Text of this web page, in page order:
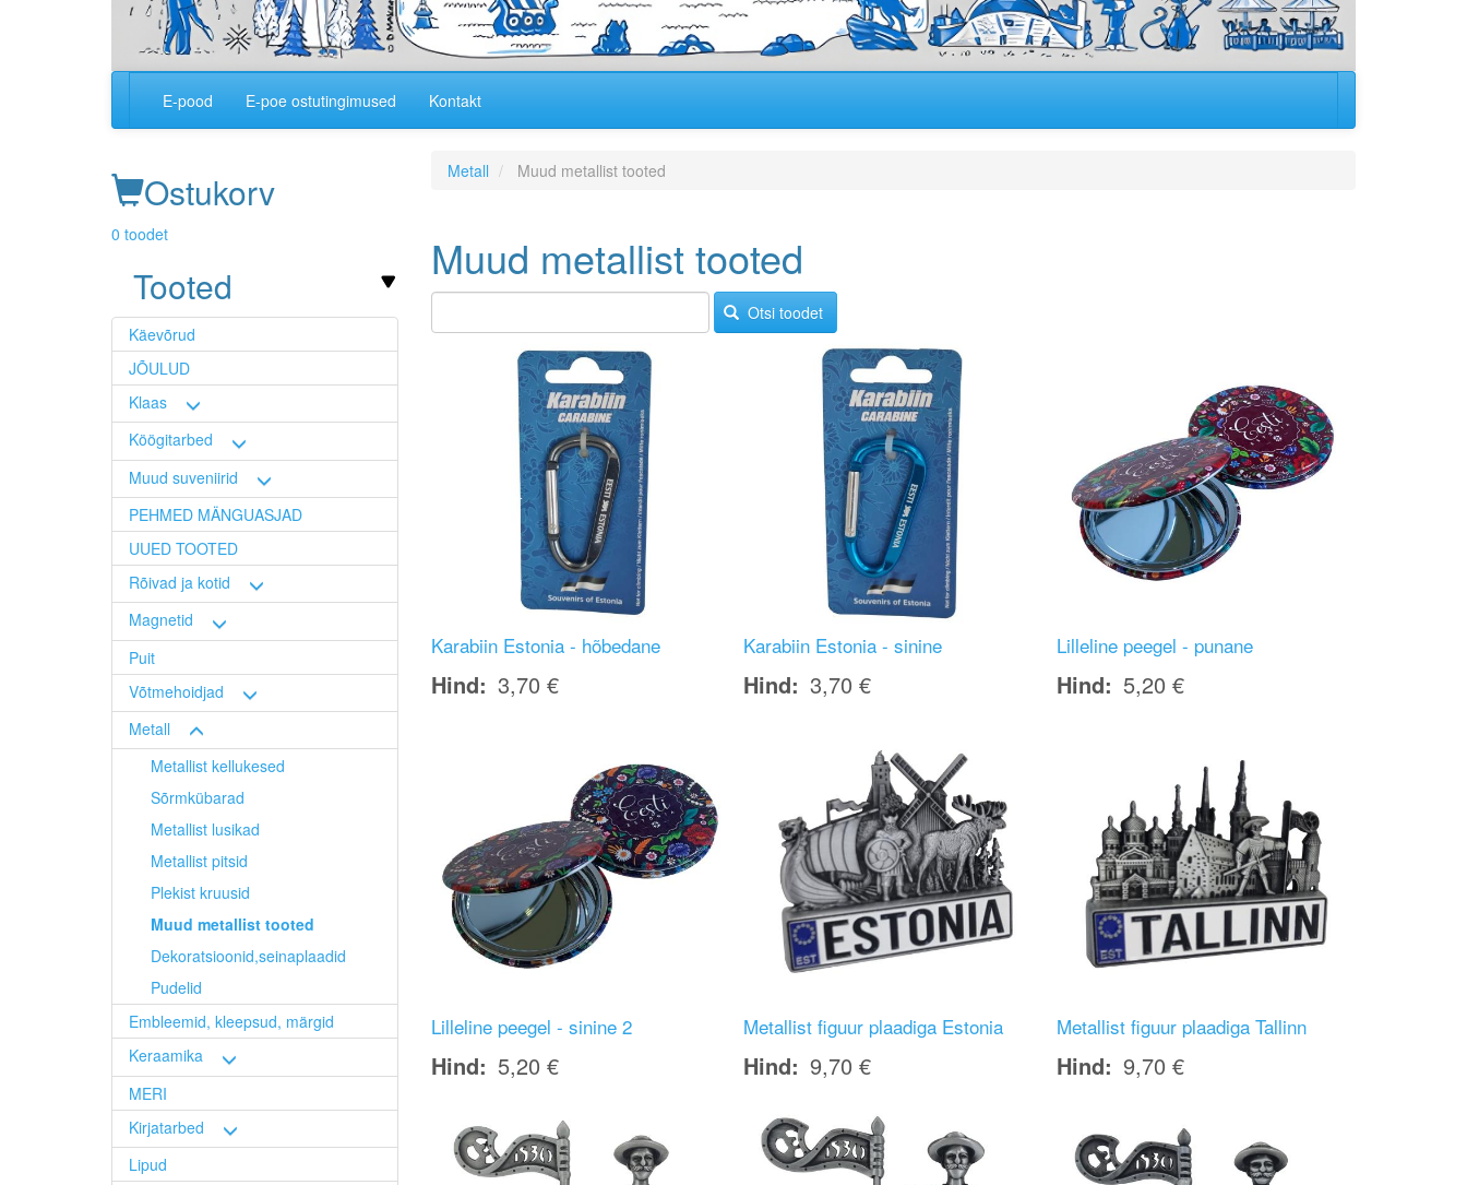
Main
E-pood E-poe ostutingimused Kontakt
Ostukorv
0 toodet
Tooted
Käevõrud
JÕULUD
Klaas
Köögitarbed
Muud suveniirid
PEHMED MÄNGUASJAD
UUED TOOTED
Rõivad ja kotid
Magnetid
Puit
Võtmehoidjad
Metall
Metallist kellukesed
Sõrmkübarad
Metallist lusikad
Metallist pitsid
Plekist kruusid
Muud metallist tooted
Dekoratsioonid,seinaplaadid
Pudelid
Embleemid, kleepsud, märgid
Keraamika
MERI
Kirjatarbed
Lipud
Metall Muud metallist tooted
Muud metallist tooted
Otsi toodet
Karabiin Estonia - hõbedane
Hind 3,70 €
Karabiin Estonia - sinine
Hind 3,70 €
Lilleline peegel - punane
Hind 5,20 €
Lilleline peegel - sinine 2
Hind 5,20 €
Metallist figuur plaadiga Estonia
Hind 9,70 €
Metallist figuur plaadiga Tallinn
Hind 9,70 €